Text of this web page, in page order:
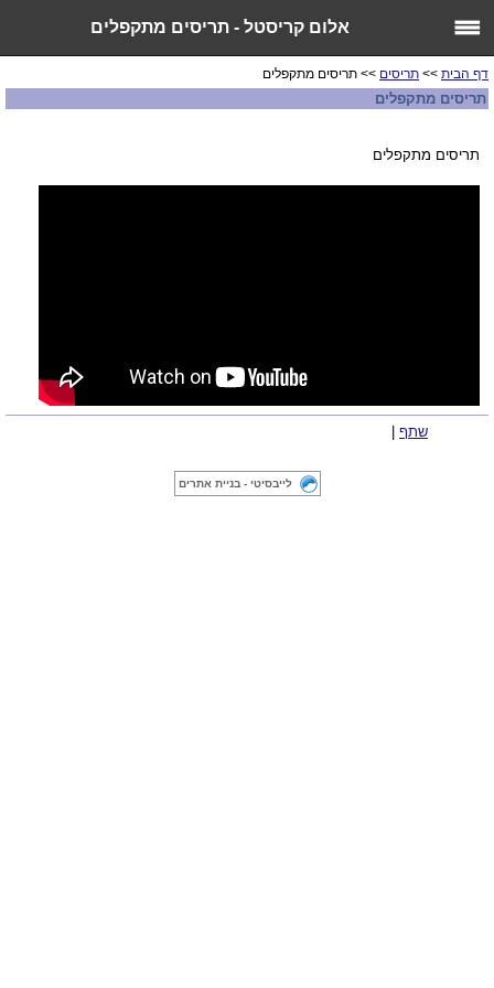
אלום קריסטל - תריסים מתקפלים
דף הבית >> תריסים >> תריסים מתקפלים
תריסים מתקפלים
תריסים מתקפלים
שתף
לייבסיטי - בניית אתרים